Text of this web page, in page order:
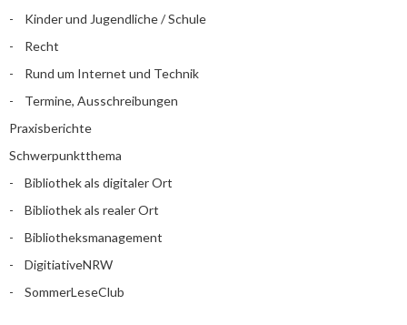
Kinder und Jugendliche / Schule
Recht
Rund um Internet und Technik
Termine, Ausschreibungen
Praxisberichte
Schwerpunktthema
Bibliothek als digitaler Ort
Bibliothek als realer Ort
Bibliotheksmanagement
DigitiativeNRW
SommerLeseClub